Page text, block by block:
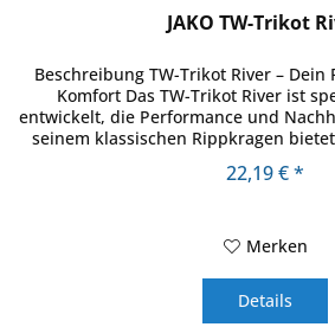
JAKO TW-Trikot
Beschreibung TW-Trikot River –
Komfort Das TW-Trikot River ist
entwickelt, die Performance und
seinem klassischen Rippkragen
22,19 € *
Merken
Details